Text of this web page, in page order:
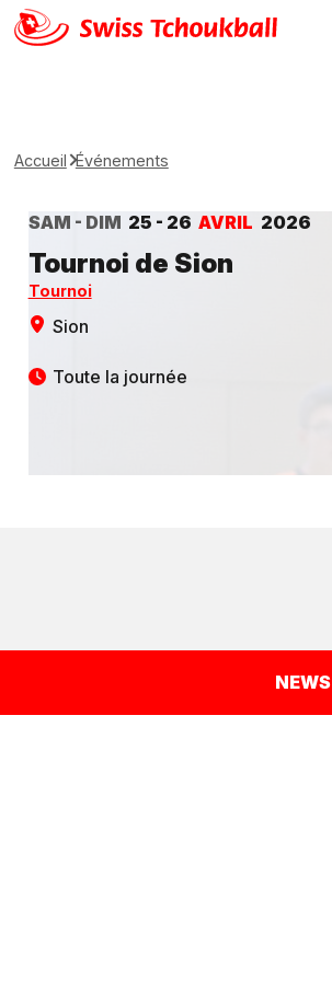
Accueil Événements
SAM - DIM 25 - 26 AVRIL 2026
Tournoi de Sion
Tournoi
Sion
Toute la journée
NEWS